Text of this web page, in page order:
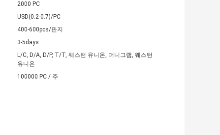
2000 PC
USD(0.2-0.7)/PC
400-600pcs/판지
3-5days
L/C, D/A, D/P, T/T, 웨스턴 유니온, 머니그램, 웨스턴
유니온
100000 PC / 주